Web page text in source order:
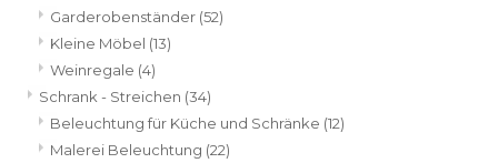
Garderobenständer (52)
Kleine Möbel (13)
Weinregale (4)
Schrank - Streichen (34)
Beleuchtung für Küche und Schränke (12)
Malerei Beleuchtung (22)